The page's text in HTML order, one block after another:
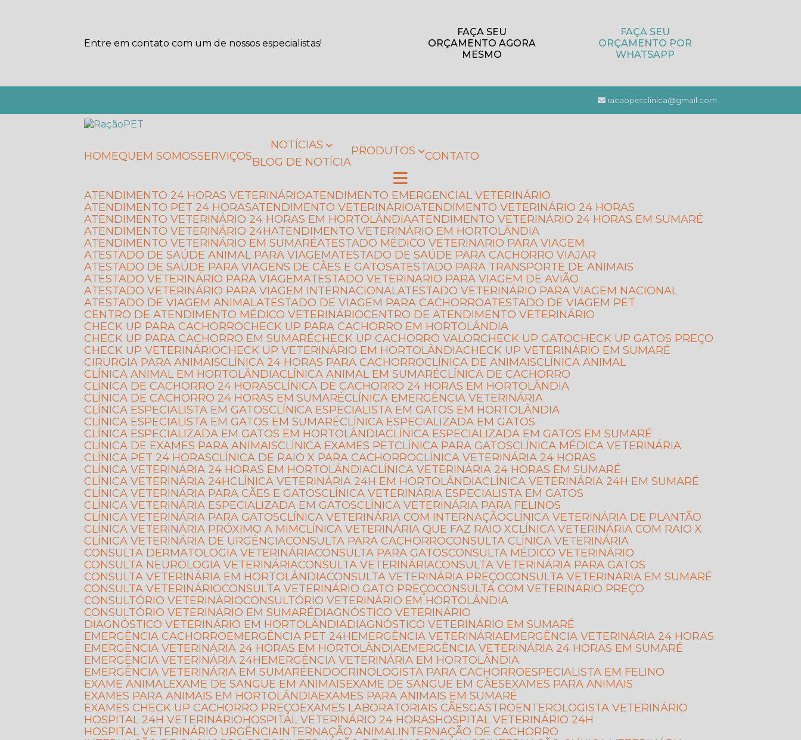
Entre em contato com um de nossos especialistas!
FAÇA SEU
ORÇAMENTO AGORA
MESMO
FAÇA SEU
ORÇAMENTO POR
WHATSAPP
racaopetclinica@gmail.com
HOME QUEM SOMOS SERVIÇOS
NOTÍCIAS
BLOG DE NOTÍCIA
PRODUTOS CONTATO
ATENDIMENTO 24 HORAS VETERINÁRIO ATENDIMENTO EMERGENCIAL VETERINÁRIO
ATENDIMENTO PET 24 HORAS ATENDIMENTO VETERINÁRIO ATENDIMENTO VETERINÁRIO 24 HORAS
ATENDIMENTO VETERINÁRIO 24 HORAS EM HORTOLÂNDIA ATENDIMENTO VETERINÁRIO 24 HORAS EM SUMARÉ
ATENDIMENTO VETERINÁRIO 24H ATENDIMENTO VETERINÁRIO EM HORTOLÂNDIA
ATENDIMENTO VETERINÁRIO EM SUMARÉ ATESTADO MÉDICO VETERINARIO PARA VIAGEM
ATESTADO DE SAÚDE ANIMAL PARA VIAGEM ATESTADO DE SAÚDE PARA CACHORRO VIAJAR
ATESTADO DE SAÚDE PARA VIAGENS DE CÃES E GATOS ATESTADO PARA TRANSPORTE DE ANIMAIS
ATESTADO VETERINÁRIO PARA VIAGEM ATESTADO VETERINARIO PARA VIAGEM DE AVIÃO
ATESTADO VETERINÁRIO PARA VIAGEM INTERNACIONAL ATESTADO VETERINÁRIO PARA VIAGEM NACIONAL
ATESTADO DE VIAGEM ANIMAL ATESTADO DE VIAGEM PARA CACHORRO ATESTADO DE VIAGEM PET
CENTRO DE ATENDIMENTO MÉDICO VETERINÁRIO
CENTRO DE ATENDIMENTO VETERINÁRIO
CHECK UP PARA CACHORRO
CHECK UP PARA CACHORRO EM HORTOLÂNDIA
CHECK UP PARA CACHORRO EM SUMARÉ
CHECK UP CACHORRO VALOR CHECK UP GATO
CHECK UP GATOS PREÇO
CHECK UP VETERINÁRIO
CHECK UP VETERINÁRIO EM HORTOLÂNDIA
CHECK UP VETERINÁRIO EM SUMARÉ
CIRURGIA PARA ANIMAIS
CLÍNICA 24 HORAS PARA CACHORRO CLÍNICA DE ANIMAIS
CLÍNICA ANIMAL
CLÍNICA ANIMAL EM HORTOLÂNDIA
CLÍNICA ANIMAL EM SUMARÉ
CLÍNICA DE CACHORRO
CLÍNICA DE CACHORRO 24 HORAS
CLÍNICA DE CACHORRO 24 HORAS EM HORTOLÂNDIA
CLÍNICA DE CACHORRO 24 HORAS EM SUMARÉ
CLÍNICA EMERGÊNCIA VETERINÁRIA
CLÍNICA ESPECIALISTA EM GATOS
CLÍNICA ESPECIALISTA EM GATOS EM HORTOLÂNDIA
CLÍNICA ESPECIALISTA EM GATOS EM SUMARÉ
CLÍNICA ESPECIALIZADA EM GATOS
CLÍNICA ESPECIALIZADA EM GATOS EM HORTOLÂNDIA
CLÍNICA ESPECIALIZADA EM GATOS EM SUMARÉ
CLÍNICA DE EXAMES PARA ANIMAIS
CLÍNICA EXAMES PET CLÍNICA PARA GATOS
CLÍNICA MÉDICA VETERINÁRIA
CLÍNICA PET 24 HORAS
CLÍNICA DE RAIO X PARA CACHORRO
CLÍNICA VETERINÁRIA 24 HORAS
CLÍNICA VETERINÁRIA 24 HORAS EM HORTOLÂNDIA
CLÍNICA VETERINÁRIA 24 HORAS EM SUMARÉ
CLÍNICA VETERINÁRIA 24H
CLÍNICA VETERINÁRIA 24H EM HORTOLÂNDIA
CLÍNICA VETERINÁRIA 24H EM SUMARÉ
CLÍNICA VETERINÁRIA PARA CÃES E GATOS
CLÍNICA VETERINÁRIA ESPECIALISTA EM GATOS
CLÍNICA VETERINÁRIA ESPECIALIZADA EM GATOS
CLÍNICA VETERINÁRIA PARA FELINOS
CLÍNICA VETERINÁRIA PARA GATOS
CLÍNICA VETERINÁRIA COM INTERNAÇÃO
CLÍNICA VETERINÁRIA DE PLANTÃO
CLÍNICA VETERINÁRIA PRÓXIMO A MIM
CLÍNICA VETERINÁRIA QUE FAZ RAIO X
CLÍNICA VETERINÁRIA COM RAIO X
CLÍNICA VETERINÁRIA DE URGÊNCIA CONSULTA PARA CACHORRO CONSULTA CLÍNICA VETERINÁRIA
CONSULTA DERMATOLOGIA VETERINÁRIA CONSULTA PARA GATOS CONSULTA MÉDICO VETERINÁRIO
CONSULTA NEUROLOGIA VETERINÁRIA CONSULTA VETERINÁRIA CONSULTA VETERINÁRIA PARA GATOS
CONSULTA VETERINÁRIA EM HORTOLÂNDIA CONSULTA VETERINÁRIA PREÇO CONSULTA VETERINÁRIA EM SUMARÉ
CONSULTA VETERINÁRIO CONSULTA VETERINÁRIO GATO PREÇO CONSULTA COM VETERINÁRIO PREÇO
CONSULTÓRIO VETERINÁRIO CONSULTÓRIO VETERINÁRIO EM HORTOLÂNDIA
CONSULTÓRIO VETERINÁRIO EM SUMARÉ
DIAGNÓSTICO VETERINÁRIO
DIAGNÓSTICO VETERINÁRIO EM HORTOLÂNDIA
DIAGNÓSTICO VETERINÁRIO EM SUMARÉ
EMERGÊNCIA CACHORRO
EMERGÊNCIA PET 24H EMERGÊNCIA VETERINÁRIA EMERGÊNCIA VETERINÁRIA 24 HORAS
EMERGÊNCIA VETERINÁRIA 24 HORAS EM HORTOLÂNDIA EMERGÊNCIA VETERINÁRIA 24 HORAS EM SUMARÉ
EMERGÊNCIA VETERINÁRIA 24H
EMERGÊNCIA VETERINÁRIA EM HORTOLÂNDIA
EMERGÊNCIA VETERINÁRIA EM SUMARÉ
ENDOCRINOLOGISTA PARA CACHORRO ESPECIALISTA EM FELINO
EXAME ANIMAL EXAME DE SANGUE EM ANIMAIS EXAME DE SANGUE EM CÃES EXAMES PARA ANIMAIS
EXAMES PARA ANIMAIS EM HORTOLÂNDIA EXAMES PARA ANIMAIS EM SUMARÉ
EXAMES CHECK UP CACHORRO PREÇO EXAMES LABORATORIAIS CÃES
GASTROENTEROLOGISTA VETERINÁRIO
HOSPITAL 24H VETERINÁRIO
HOSPITAL VETERINÁRIO 24 HORAS
HOSPITAL VETERINÁRIO 24H
HOSPITAL VETERINÁRIO URGÊNCIA INTERNAÇÃO ANIMAL INTERNAÇÃO DE CACHORRO